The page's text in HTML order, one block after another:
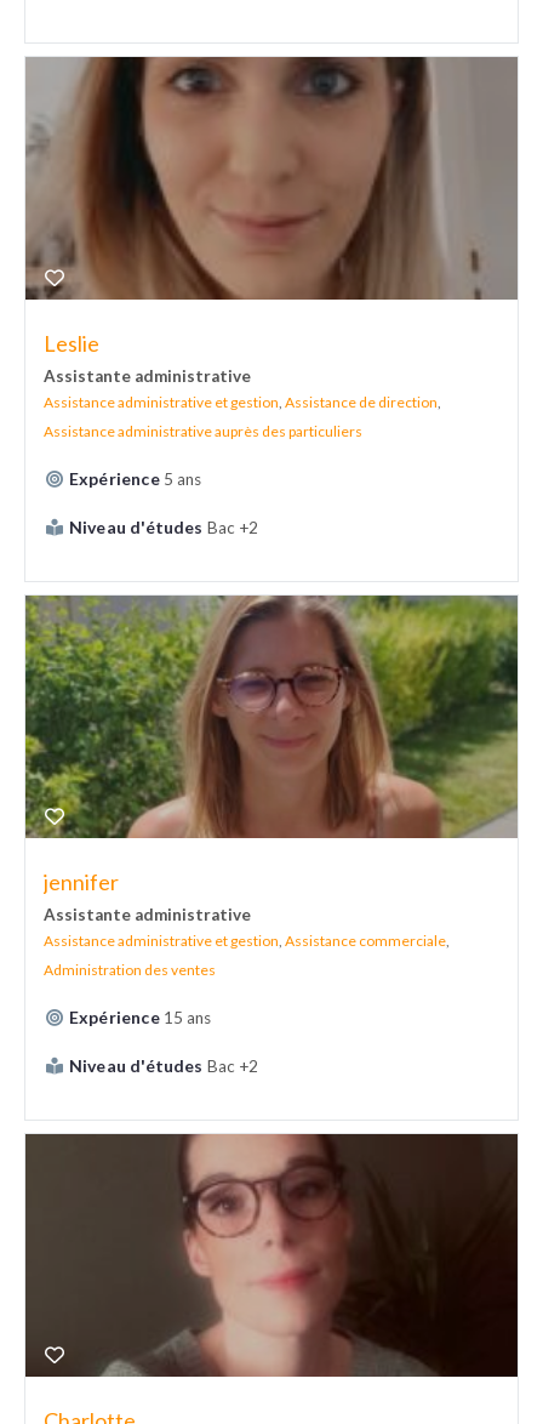
Leslie
Assistante administrative
Assistance administrative et gestion Assistance de direction
Assistance administrative auprès des particuliers
Expérience 5 ans
Niveau d'études Bac +2
jennifer
Assistante administrative
Assistance administrative et gestion, Assistance commerciale,
Administration des ventes
Expérience 15 ans
Niveau d'études Bac +2